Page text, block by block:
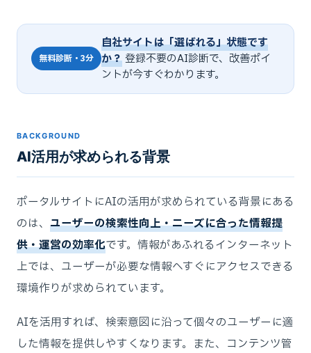
無料診断・3分
自社サイトは「選ばれる」状態です
か？登録不要のAI診断で、改善ポイ
ントが今すぐわかります。
BACKGROUND
AI活用が求められる背景
ポータルサイトにAIの活用が求められている背景にある
のは、 ユーザーの検索性向上・ニーズに合った情報提
供・運営の効率化です。情報があふれるインターネット
上では、ユーザーが必要な情報へすぐにアクセスできる
環境作りが求められています。
AIを活用すれば、検索意図に沿って個々のユーザーに適
した情報を提供しやすくなります。また、コンテンツ管